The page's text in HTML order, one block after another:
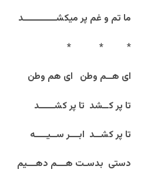
ما تم و غم پر میکشـــــــــــد
*
*
*
ای هــم وطن ای هم وطن
تا پر کــشد تا پر کشـــــد
تا پر کشــد ابـــر ســیــــه
دستی بدسـت هـــم دهـــیم